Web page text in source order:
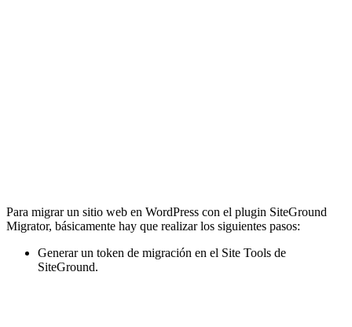
Para migrar un sitio web en WordPress con el plugin SiteGround
Migrator, básicamente hay que realizar los siguientes pasos:
Generar un token de migración en el Site Tools de
SiteGround.